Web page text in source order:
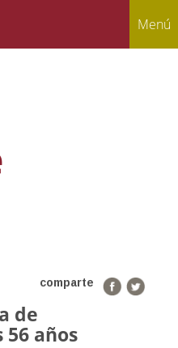
Menú
comparte
de
56 años